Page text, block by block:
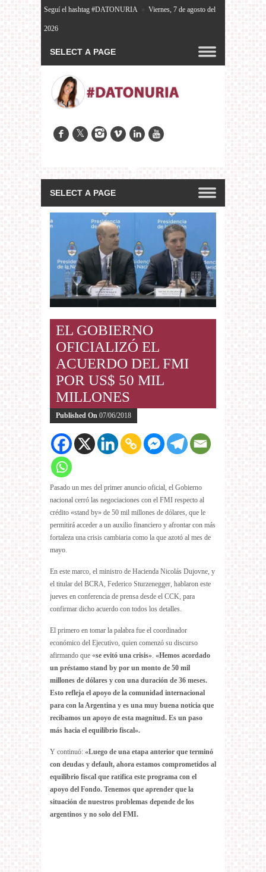
Seguí el hashtag #DATONURIA » Viernes, 7 de agosto del
2026
EL GOBIERNO
OFICIALIZÓ EL
ACUERDO DEL FMI
POR US$ 50 MIL
MILLONES
Published On 07/06/2018
Pasado un mes del primer anuncio oficial, el Gobierno
nacional cerró las negociaciones con el FMI respecto al
crédito «stand by» de 50 mil millones de dólares, que le
permitirá acceder a un auxilio financiero y afrontar con más
fortaleza una crisis cambiaria como la que azotó al mes de
mayo.
En este marco, el ministro de Hacienda Nicolás Dujovne, y
el titular del BCRA, Federico Sturzenegger, hablaron este
jueves en conferencia de prensa desde el CCK, para
confirmar dicho acuerdo con todos los detalles.
El primero en tomar la palabra fue el coordinador
económico del Ejecutivo, quien comenzó su discurso
afirmando que «se evitó una crisis» «Hemos acordado
un préstamo stand by por un monto de 50 mil
millones de dólares y con una duración de 36 meses.
Esto refleja el apoyo de la comunidad internacional
para con la Argentina y es una muy buena noticia que
recibamos un apoyo de esta magnitud. Es un paso
más hacia el equilibrio fiscal».
Y continuó: «Luego de una etapa anterior que terminó
con deudas y default, ahora estamos comprometidos al
equilibrio fiscal que ratifica este programa con el
apoyo del Fondo. Tenemos que aprender que la
situación de nuestros problemas depende de los
argentinos y no solo del FMI.